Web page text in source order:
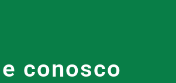
conosco